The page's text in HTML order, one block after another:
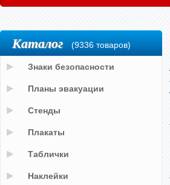
Каталог (9336 товаров)
Знаки безопасности
Планы эвакуации
Стенды
Плакаты
Таблички
Наклейки